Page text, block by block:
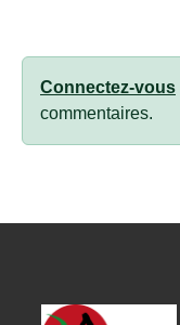
Connectez-vous
commentaires.